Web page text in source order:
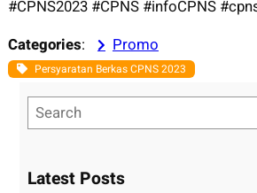
#CPNS2023 #CPNS #infoCPNS
Categories: Promo
Persyaratan Berkas CPNS 2023
e
rLatest Posts